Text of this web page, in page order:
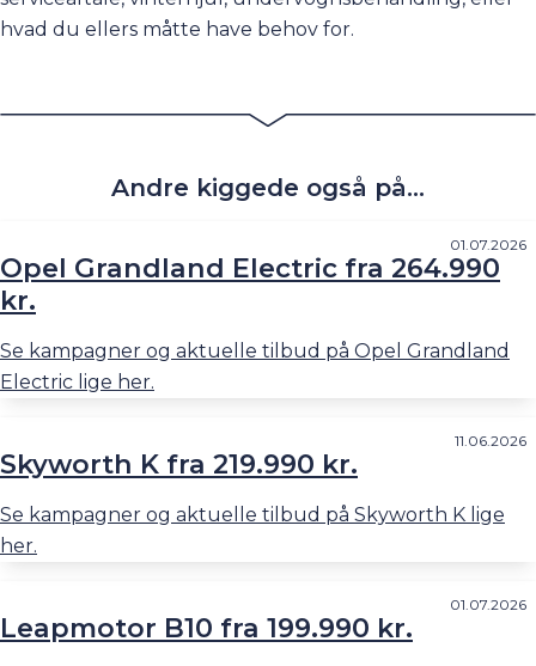
hvad du ellers måtte have behov for.
Andre kiggede også på...
01.07.2026
Opel Grandland Electric fra 264.990
kr.
Se kampagner og aktuelle tilbud på Opel Grandland
Electric lige her.
11.06.2026
Skyworth K fra 219.990 kr.
Se kampagner og aktuelle tilbud på Skyworth K lige
her.
01.07.2026
Leapmotor B10 fra 199.990 kr.